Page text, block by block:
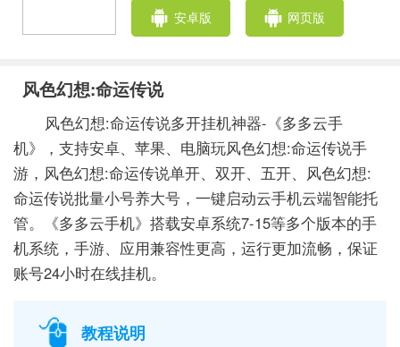
安卓版 网页版
风色幻想:命运传说
风色幻想:命运传说多开挂机神器-《多多云手
机》，支持安卓、苹果、电脑玩风色幻想:命运传说手
游，风色幻想:命运传说单开、双开、五开、风色幻想:
命运传说批量小号养大号，一键启动云手机云端智能托
管。《多多云手机》搭载安卓系统7-15等多个版本的手
机系统，手游、应用兼容性更高，运行更加流畅，保证
账号24小时在线挂机。
教程说明